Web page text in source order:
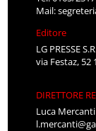
Mail:
Editore
LG PRESSE
via Festaz, 52
DIRETTORE
Luca Mercanti